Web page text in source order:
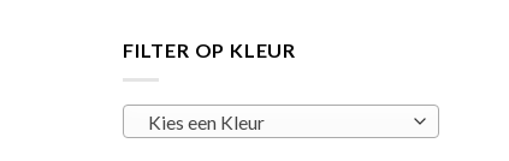
FILTER OP KLEUR
Kies een Kleur